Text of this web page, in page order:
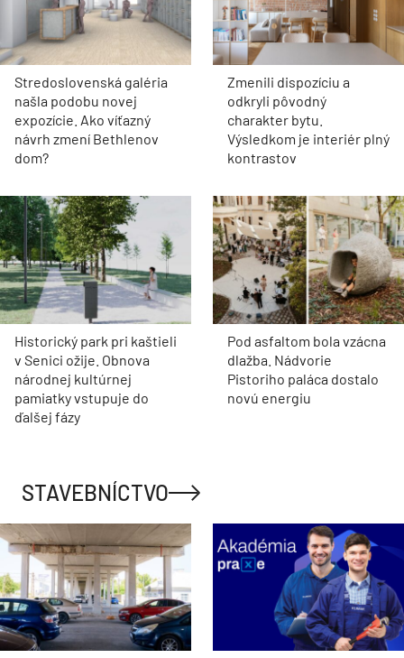
Stredoslovenská galéria
našla podobu novej
expozície. Ako víťazný
návrh zmení Bethlenov
dom?
Zmenili dispozíciu a
odkryli pôvodný
charakter bytu.
Výsledkom je interiér plný
kontrastov
Historický park pri kaštieli
v Senici ožije. Obnova
národnej kultúrnej
pamiatky vstupuje do
ďalšej fázy
Pod asfaltom bola vzácna
dlažba. Nádvorie
Pistoriho paláca dostalo
novú energiu
STAVEBNÍCTVO